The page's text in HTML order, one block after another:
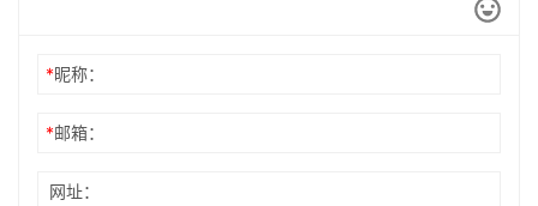
*昵称：
*邮箱：
网址：